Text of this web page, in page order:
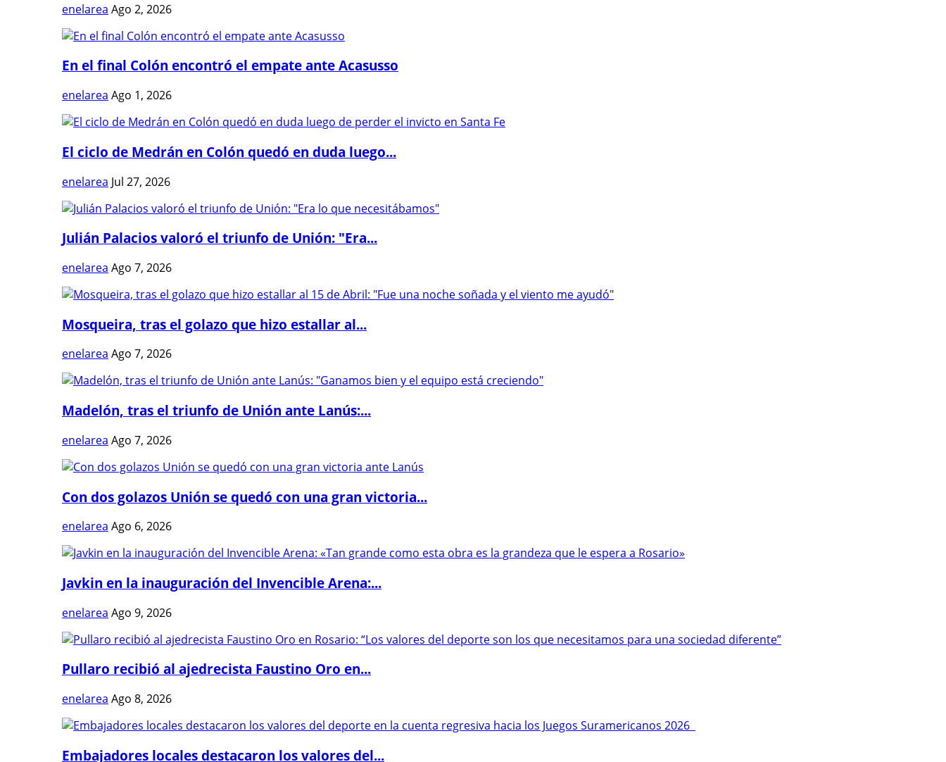
enelarea Ago 2, 2026
En el final Colón encontró el empate ante Acasusso
enelarea Ago 1, 2026
El ciclo de Medrán en Colón quedó en duda luego...
enelarea Jul 27, 2026
Julián Palacios valoró el triunfo de Unión: "Era...
enelarea Ago 7, 2026
Mosqueira, tras el golazo que hizo estallar al...
enelarea Ago 7, 2026
Madelón, tras el triunfo de Unión ante Lanús:...
enelarea Ago 7, 2026
Con dos golazos Unión se quedó con una gran victoria...
enelarea Ago 6, 2026
Javkin en la inauguración del Invencible Arena:...
enelarea Ago 9, 2026
Pullaro recibió al ajedrecista Faustino Oro en...
enelarea Ago 8, 2026
Embajadores locales destacaron los valores del...